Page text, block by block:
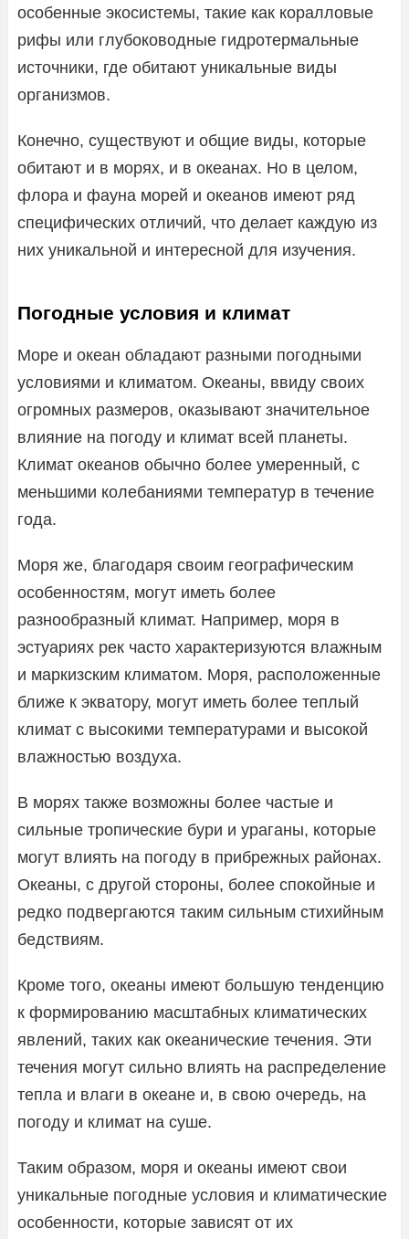
особенные экосистемы, такие как коралловые
рифы или глубоководные гидротермальные
источники, где обитают уникальные виды
организмов.
Конечно, существуют и общие виды, которые
обитают и в морях, и в океанах. Но в целом,
флора и фауна морей и океанов имеют ряд
специфических отличий, что делает каждую из
них уникальной и интересной для изучения.
Погодные условия и климат
Море и океан обладают разными погодными
условиями и климатом. Океаны, ввиду своих
огромных размеров, оказывают значительное
влияние на погоду и климат всей планеты.
Климат океанов обычно более умеренный, с
меньшими колебаниями температур в течение
года.
Моря же, благодаря своим географическим
особенностям, могут иметь более
разнообразный климат. Например, моря в
эстуариях рек часто характеризуются влажным
и маркизским климатом. Моря, расположенные
ближе к экватору, могут иметь более теплый
климат с высокими температурами и высокой
влажностью воздуха.
В морях также возможны более частые и
сильные тропические бури и ураганы, которые
могут влиять на погоду в прибрежных районах.
Океаны, с другой стороны, более спокойные и
редко подвергаются таким сильным стихийным
бедствиям.
Кроме того, океаны имеют большую тенденцию
к формированию масштабных климатических
явлений, таких как океанические течения. Эти
течения могут сильно влиять на распределение
тепла и влаги в океане и, в свою очередь, на
погоду и климат на суше.
Таким образом, моря и океаны имеют свои
уникальные погодные условия и климатические
особенности, которые зависят от их